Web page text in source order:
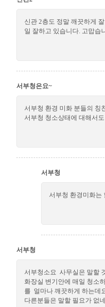
신관 2층도 정말 깨끗하게
일 잘하고 있습니다. 고맙습
서부청은요~
서부청 환경 미화 분들의 칭
서부청 청소상태에 대해서
서부청
서부청 환경미화는
서부청
서부청소요 사무실은 말할
화장실 변기안에 매일 청소
를 얼마나 깨끗하게 하는데
다른분들은 말할 필요가 없